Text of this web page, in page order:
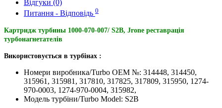
Відгуки (0)
Питання - Відповідь 0
Картридж турбины 1000-070-007/ S2B, Jrone реставрація
турбонагнетателів
Використовується в турбінах :
Номери виробника/Turbo OEM №: 314448, 314450,
315961, 315981, 317810, 317825, 317809, 315950, 1274-
970-0003, 1274-970-0004, 315982,
Модель турбіни/Turbo Model: S2B